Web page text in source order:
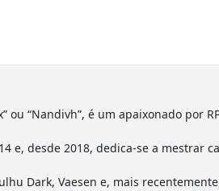
“Nandivh”, é um apaixonado por
e, desde 2018, dedica-se a mestrar
Dark, Vaesen e, mais